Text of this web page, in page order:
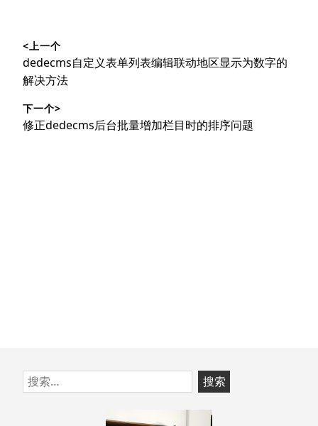
章
导
航
<上一个
上
篇
章：
dedecms自定义表单列表编辑联动地区显示为数字的
解决方法
下一个>
下
修正dedecms后台批量增加栏目时的排序问题
跳
至
搜
索：